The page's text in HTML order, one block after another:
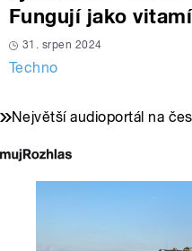
Fungují jako
31. srpen 2024
Techno
Největší audioportál na